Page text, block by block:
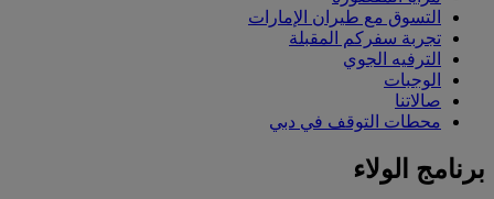
التسوق مع طيران الإمارات
تجربة سفركم المقبلة
الترفيه الجوي
الوجبات
صالاتنا
محطات التوقف في دبي
برنامج الولاء